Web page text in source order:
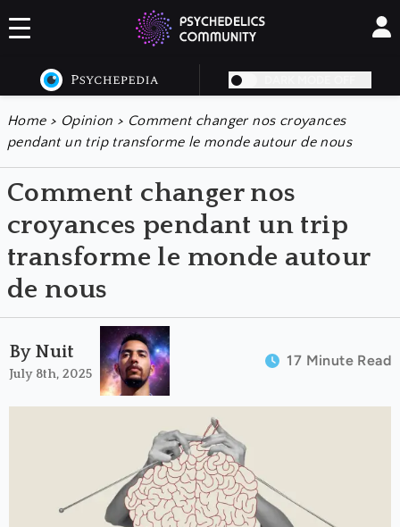
Home > Opinion > Comment changer nos croyances
pendant un trip transforme le monde autour de nous
Comment changer nos
croyances pendant un trip
transforme le monde autour
de nous
By Nuit
July 8th, 2025
17 Minute Read